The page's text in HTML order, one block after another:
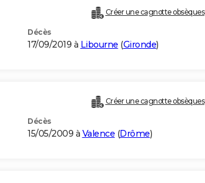
Créer une cagnotte obsèques
Décès
17/09/2019 à Libourne (Gironde)
Créer une cagnotte obsèques
Décès
15/05/2009 à Valence (Drôme)